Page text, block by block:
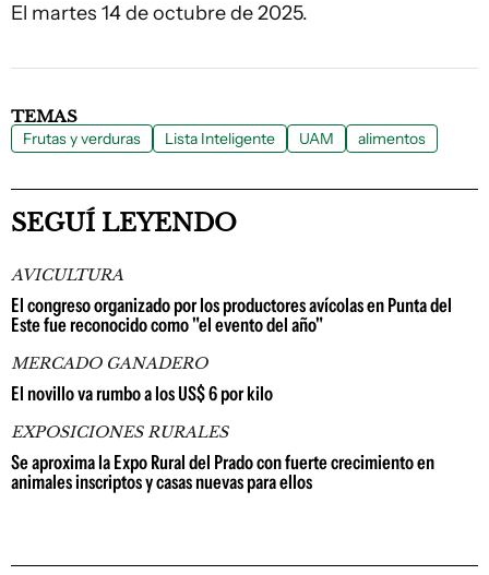
El martes 14 de octubre de 2025.
TEMAS
Frutas y verduras Lista Inteligente UAM alimentos
SEGUÍ LEYENDO
AVICULTURA
El congreso organizado por los productores avícolas en Punta del
Este fue reconocido como "el evento del año"
MERCADO GANADERO
El novillo va rumbo a los US$ 6 por kilo
EXPOSICIONES RURALES
Se aproxima la Expo Rural del Prado con fuerte crecimiento en
animales inscriptos y casas nuevas para ellos